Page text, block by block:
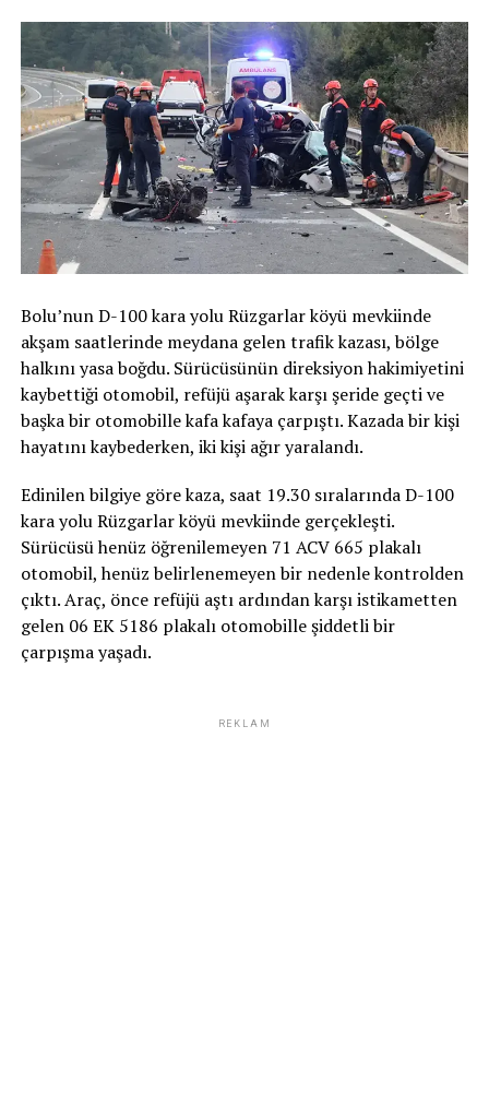
Bolu’nun D-100 kara yolu Rüzgarlar köyü mevkiinde
akşam saatlerinde meydana gelen trafik kazası, bölge
halkını yasa boğdu. Sürücüsünün direksiyon hakimiyetini
kaybettiği otomobil, refüjü aşarak karşı şeride geçti ve
başka bir otomobille kafa kafaya çarpıştı. Kazada bir kişi
hayatını kaybederken, iki kişi ağır yaralandı.
Edinilen bilgiye göre kaza, saat 19.30 sıralarında D-100
kara yolu Rüzgarlar köyü mevkiinde gerçekleşti.
Sürücüsü henüz öğrenilemeyen 71 ACV 665 plakalı
otomobil, henüz belirlenemeyen bir nedenle kontrolden
çıktı. Araç, önce refüjü aştı ardından karşı istikametten
gelen 06 EK 5186 plakalı otomobille şiddetli bir
çarpışma yaşadı.
REKLAM